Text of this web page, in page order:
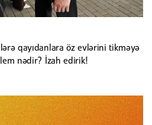
qayıdanlara öz evlərini tikməyə
nədir? İzah edirik!